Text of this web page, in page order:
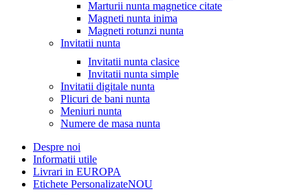
Marturii nunta magnetice citate
Magneti nunta inima
Magneti rotunzi nunta
Invitatii nunta
Invitatii nunta clasice
Invitatii nunta simple
Invitatii digitale nunta
Plicuri de bani nunta
Meniuri nunta
Numere de masa nunta
Despre noi
Informatii utile
Livrari in EUROPA
Etichete PersonalizateNOU